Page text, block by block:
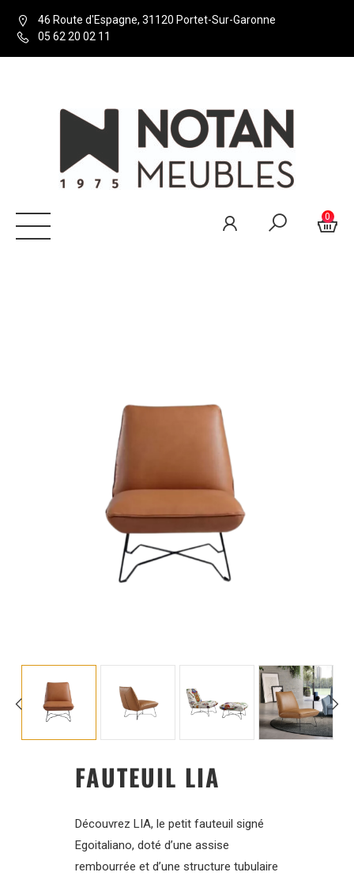
46 Route d'Espagne, 31120 Portet-Sur-Garonne
05 62 20 02 11
0
FAUTEUIL LIA
Découvrez LIA, le petit fauteuil signé
Egoitaliano, doté d’une assise
rembourrée et d’une structure tubulaire